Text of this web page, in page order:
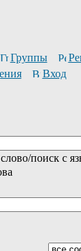
Группы
Вход
поиск с